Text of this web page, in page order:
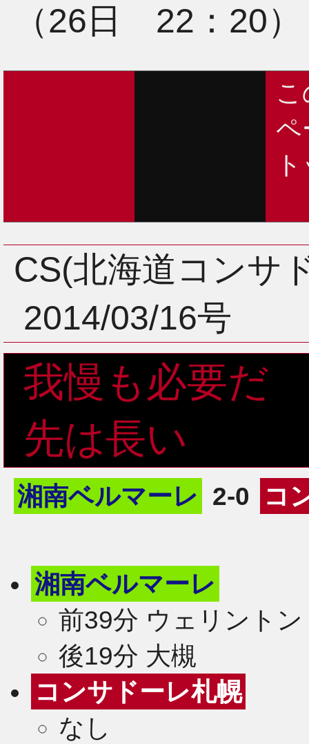
（26日 22：20）
ペ
CS(北海道コンサ
2014/03/16号
我慢も必要だ
先は長い
湘南ベルマーレ 2-0 コ
湘南ベルマーレ
前39分 ウェリントン
後19分 大槻
コンサドーレ札幌
なし